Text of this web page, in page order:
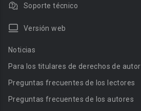
Soporte técnico
Versión web
Noticias
Para los titulares de derechos de autor
Preguntas frecuentes de los lectores
Preguntas frecuentes de los autores